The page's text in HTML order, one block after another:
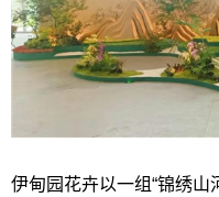
伊甸园花卉以一组“锦绣山